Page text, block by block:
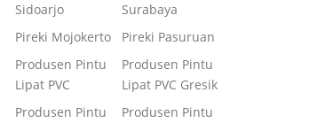
Sidoarjo
Surabaya
Pireki Mojokerto
Pireki Pasuruan
Produsen Pintu
Lipat PVC
Produsen Pintu
Lipat PVC Gresik
Produsen Pintu
Produsen Pintu